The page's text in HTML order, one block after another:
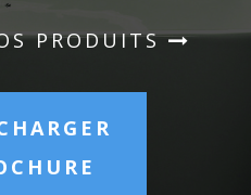
PRODUITS